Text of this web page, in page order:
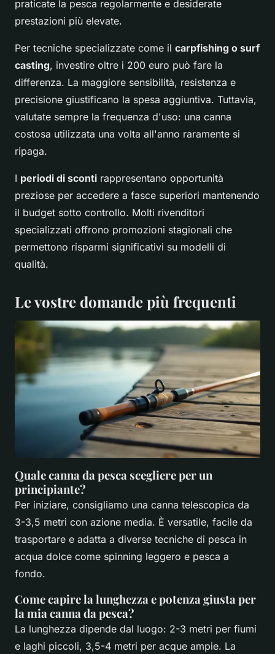
praticate la pesca regolarmente e desiderate
prestazioni più elevate.
Per tecniche specializzate come il carpfishing o surf
casting, investire oltre i 200 euro può fare la
differenza. La maggiore sensibilità, resistenza e
precisione giustificano la spesa aggiuntiva. Tuttavia,
valutate sempre la frequenza d'uso: una canna
costosa utilizzata una volta all'anno raramente si
ripaga.
I periodi di sconti rappresentano opportunità
preziose per accedere a fasce superiori mantenendo
il budget sotto controllo. Molti rivenditori
specializzati offrono promozioni stagionali che
permettono risparmi significativi su modelli di
qualità.
Le vostre domande più frequenti
Quale canna da pesca scegliere per un
principiante?
Per iniziare, consigliamo una canna telescopica da
3-3,5 metri con azione media. È versatile, facile da
trasportare e adatta a diverse tecniche di pesca in
acqua dolce come spinning leggero e pesca a
fondo.
Come capire la lunghezza e potenza giusta per
la mia canna da pesca?
La lunghezza dipende dal luogo: 2-3 metri per fiumi
e laghi piccoli, 3,5-4 metri per acque ampie. La